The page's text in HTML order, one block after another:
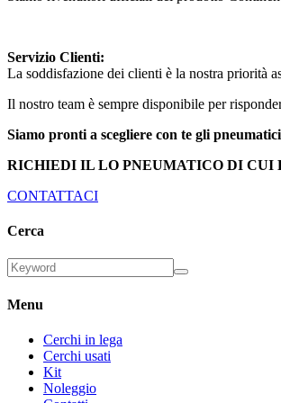
Servizio Clienti:
La soddisfazione dei clienti è la nostra priorità
Il nostro team è sempre disponibile per
Siamo pronti a scegliere con te gli
RICHIEDI IL LO PNEUMATICO DI CUI
CONTATTACI
Cerca
Menu
Cerchi in lega
Cerchi usati
Kit
Noleggio